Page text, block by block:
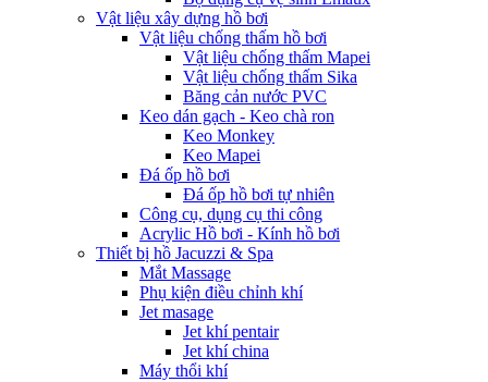
Vật liệu xây dựng hồ bơi
Vật liệu chống thấm hồ bơi
Vật liệu chống thấm Mapei
Vật liệu chống thấm Sika
Băng cản nước PVC
Keo dán gạch - Keo chà ron
Keo Monkey
Keo Mapei
Đá ốp hồ bơi
Đá ốp hồ bơi tự nhiên
Công cụ, dụng cụ thi công
Acrylic Hồ bơi - Kính hồ bơi
Thiết bị hồ Jacuzzi & Spa
Mắt Massage
Phụ kiện điều chỉnh khí
Jet masage
Jet khí pentair
Jet khí china
Máy thổi khí